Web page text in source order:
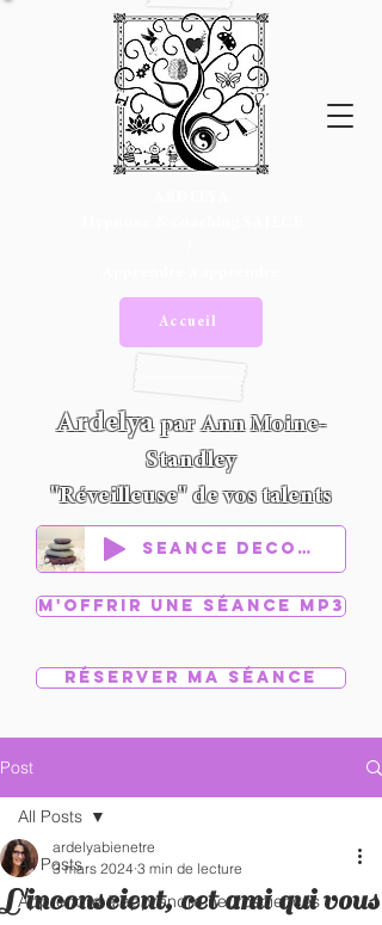
Accueil
Séance découverte
M'offrir une séance MP3
Réserver ma séance
Ardelya par Ann Moine-
Standley
"Réveilleuse" de vos talents
Post
All Posts
Apprendre à apprendre neurosciences
All Posts
L'inconscient, cet ami qui vous
ardelyabienetre
3 mars 2024 3 min de lecture